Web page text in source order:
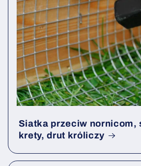
Siatka przeciw nornicom,
krety, drut króliczy